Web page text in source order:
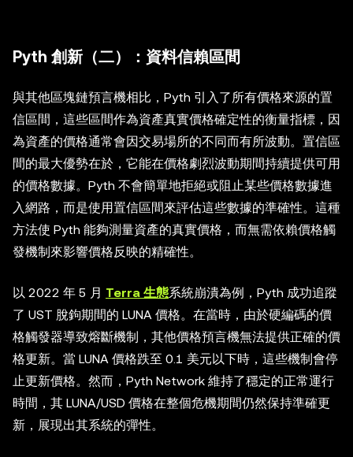
Pyth 創新（二）：資料信賴區間
與其他區塊鏈預言機相比，Pyth 引入了所有價格來源的置
信區間，這些區間作為資產真實價格確定性的衡量指標，因
為資產的價格通常會因交易場所的不同而有所波動。置信區
間的最大優勢在於，它能在價格劇烈波動期間持續提供可用
的價格數據。Pyth 不會簡單地拒絕或阻止某些價格數據進
入網路，而是使用置信區間來評估這些數據的準確性。這種
方法使 Pyth 能夠測量資產的真實價格，而無需依賴價格觸
發機制來影響價格反映的精確性。
以 2022 年 5 月 Terra 生態系統崩潰為例，Pyth 成功追蹤
了 UST 脫鉤期間的 LUNA 價格。在當時，由於硬編碼的價
格觸發器導致熔斷機制，其他價格預言機無法提供正確的價
格更新。當 LUNA 價格跌至 0.1 美元以下時，這些機制會停
止更新價格。然而，Pyth Network 維持了穩定的正常運行
時間，其 LUNA/USD 價格在整個危機期間仍然保持準確更
新，展現出其系統的彈性。